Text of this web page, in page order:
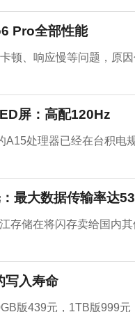
Pro全部性能
顿、响应慢等问题，原
屏：高配120Hz
处理器已经在台积电
最大数据传输率达
存储在将闪存卖给国内
写入寿命
版439元，1TB版999